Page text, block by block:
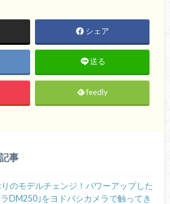
シェア
送る
feedly
事
のモデルチェンジ！パワーアップした
DM250｣をヨドバシカメラで触ってき